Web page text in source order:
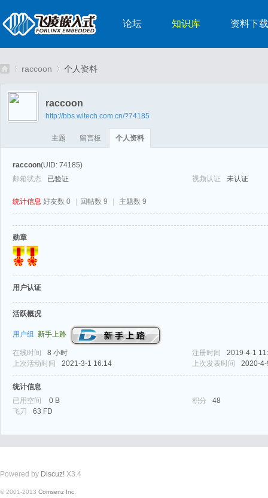
论坛 知识库 资料下载
嵌
爱
›
raccoon
›
个人资料
raccoon
http://bbs.witech.com.cn/?74185
主题 留言板 个人资料
raccoon(UID: 74185)
邮箱状态
已验证 视频认证 未认证
统计信息 好友数 0 回帖数 9 主题数 9
勋章
用户认证
活跃概况
用户组 新手上路
在线时间 8 小时 注册时间
2019-4-1
上次活动时间
2021-3-1 16:14 上次发表时间 2020-
统计信息
已用空间
0 B 积分
48
飞刀
63 FD
Powered by Discuz! X3.4
© 2001-2013 Comsenz Inc.